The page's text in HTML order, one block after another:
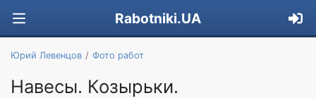
Rabotniki.UA
Юрий Левенцов Фото работ
Навесы. Козырьки.